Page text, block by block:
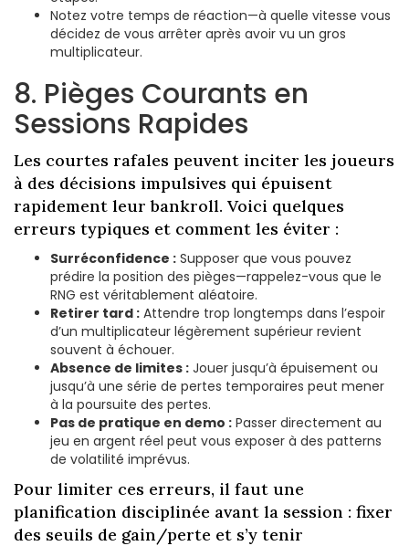
Notez votre temps de réaction—à quelle vitesse vous
décidez de vous arrêter après avoir vu un gros
multiplicateur.
8. Pièges Courants en
Sessions Rapides
Les courtes rafales peuvent inciter les joueurs
à des décisions impulsives qui épuisent
rapidement leur bankroll. Voici quelques
erreurs typiques et comment les éviter :
Surréconfidence : Supposer que vous pouvez
prédire la position des pièges—rappelez-vous que le
RNG est véritablement aléatoire.
Retirer tard : Attendre trop longtemps dans l’espoir
d’un multiplicateur légèrement supérieur revient
souvent à échouer.
Absence de limites : Jouer jusqu’à épuisement ou
jusqu’à une série de pertes temporaires peut mener
à la poursuite des pertes.
Pas de pratique en demo : Passer directement au
jeu en argent réel peut vous exposer à des patterns
de volatilité imprévus.
Pour limiter ces erreurs, il faut une
planification disciplinée avant la session : fixer
des seuils de gain/perte et s’y tenir